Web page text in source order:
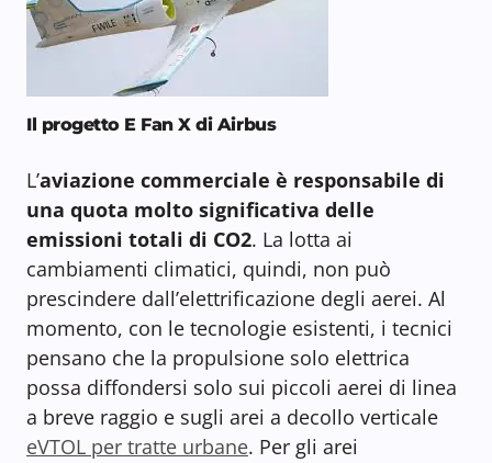
Il progetto E Fan X di Airbus
L’aviazione commerciale è responsabile di
una quota molto significativa delle
emissioni totali di CO2. La lotta ai
cambiamenti climatici, quindi, non può
prescindere dall’elettrificazione degli aerei. Al
momento, con le tecnologie esistenti, i tecnici
pensano che la propulsione solo elettrica
possa diffondersi solo sui piccoli aerei di linea
a breve raggio e sugli arei a decollo verticale
eVTOL per tratte urbane. Per gli arei